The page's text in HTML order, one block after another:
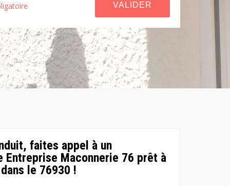
faites appel à un
Entreprise Maconnerie 76 prêt à
le 76930 !